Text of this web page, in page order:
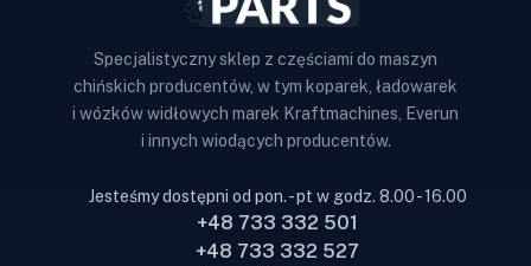
Specjalistyczny sklep z częściami do maszyn
chińskich producentów, w tym koparek, ładowarek
i wózków widłowych marek Kraftmachines, Everun
i innych wiodących producentów.
Jesteśmy dostępni od pon. - pt w godz. 8.00 - 16.00
+48 733 332 501
+48 733 332 527